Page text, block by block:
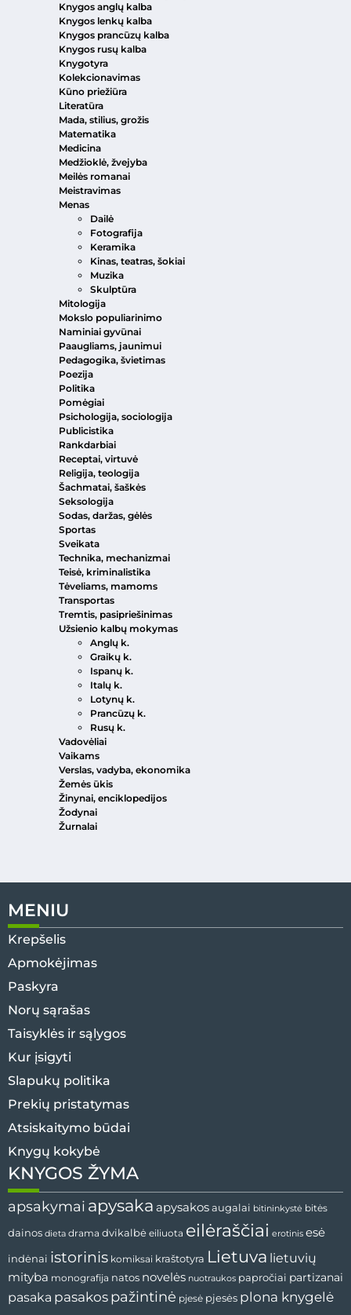
Knygos anglų kalba
Knygos lenkų kalba
Knygos prancūzų kalba
Knygos rusų kalba
Knygotyra
Kolekcionavimas
Kūno priežiūra
Literatūra
Mada, stilius, grožis
Matematika
Medicina
Medžioklė, žvejyba
Meilės romanai
Meistravimas
Menas
Dailė
Fotografija
Keramika
Kinas, teatras, šokiai
Muzika
Skulptūra
Mitologija
Mokslo populiarinimo
Naminiai gyvūnai
Paaugliams, jaunimui
Pedagogika, švietimas
Poezija
Politika
Pomėgiai
Psichologija, sociologija
Publicistika
Rankdarbiai
Receptai, virtuvė
Religija, teologija
Šachmatai, šaškės
Seksologija
Sodas, daržas, gėlės
Sportas
Sveikata
Technika, mechanizmai
Teisė, kriminalistika
Tėveliams, mamoms
Transportas
Tremtis, pasipriešinimas
Užsienio kalbų mokymas
Anglų k.
Graikų k.
Ispanų k.
Italų k.
Lotynų k.
Prancūzų k.
Rusų k.
Vadovėliai
Vaikams
Verslas, vadyba, ekonomika
Žemės ūkis
Žinynai, enciklopedijos
Žodynai
Žurnalai
MENIU
Krepšelis
Apmokėjimas
Paskyra
Norų sąrašas
Taisyklės ir sąlygos
Kur įsigyti
Slapukų politika
Prekių pristatymas
Atsiskaitymo būdai
Knygų kokybė
KNYGOS ŽYMA
apsakymai apysaka apysakos augalai bitininkystė bitės
dainos dieta drama dvikalbė eiliuota eilėraščiai erotinis esė
indėnai istorinis komiksai kraštotyra Lietuva lietuvių
mityba monografija natos novelės nuotraukos papročiai partizanai
pasaka pasakos pažintinė pjesė pjesės plona knygelė